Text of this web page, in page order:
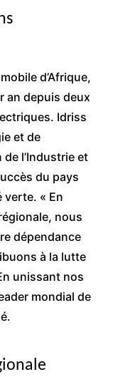
d’Afrique,
an depuis deux
Idriss
et de
l’Industrie et
du pays
« En
nous
dépendance
à la lutte
unissant nos
mondial de